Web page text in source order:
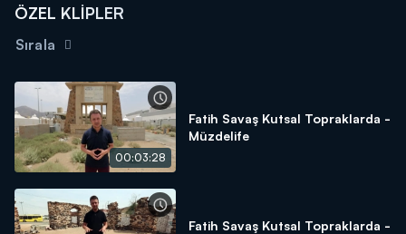
ÖZEL KLİPLER
Sırala
00:03:28
Fatih Savaş Kutsal Topraklarda -
Müzdelife
Fatih Savaş Kutsal Topraklarda -